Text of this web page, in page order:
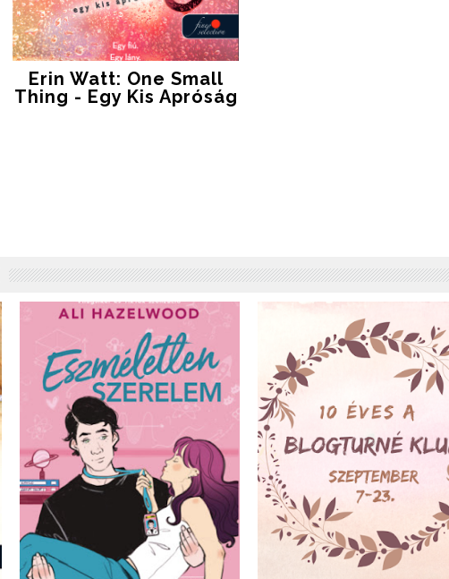
Erin Watt: One Small
Thing - Egy Kis Apróság